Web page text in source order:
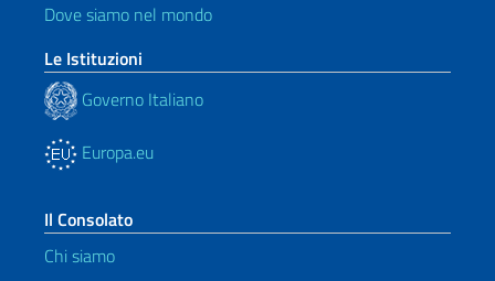
Dove siamo nel mondo
Le Istituzioni
Governo Italiano
Europa.eu
Il Consolato
Chi siamo